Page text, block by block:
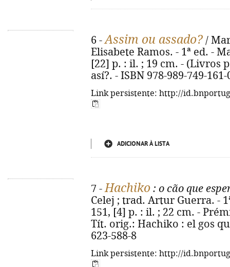
6 -Assim ou assado? /
Elisabete Ramos. - 1ª ed. -
[22] p. : il. ; 19 cm. - (Livros
así?. - ISBN 978-989-749-161-
Link persistente: http://
ADICIONAR À LISTA
7 -Hachiko : o cão que
Celej ; trad. Artur Guerra. -
151, [4] p. : il. ; 22 cm. -
Tít. orig.: Hachiko : el gos
623-588-8
Link persistente: http://